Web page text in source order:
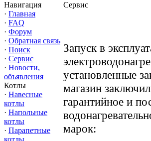
Навигация
· Главная
· FAQ
· Форум
· Обратная связь
· Поиск
· Сервис
· Новости,
объявления
Котлы
· Навесные
котлы
· Напольные
котлы
· Парапетные
котлы
Сервис
Запуск в
установленные
магазин
гарантийное и
марок: